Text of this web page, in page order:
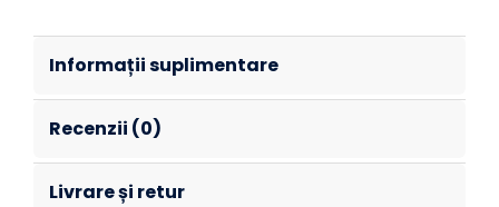
Informații suplimentare
Recenzii (0)
Livrare și retur